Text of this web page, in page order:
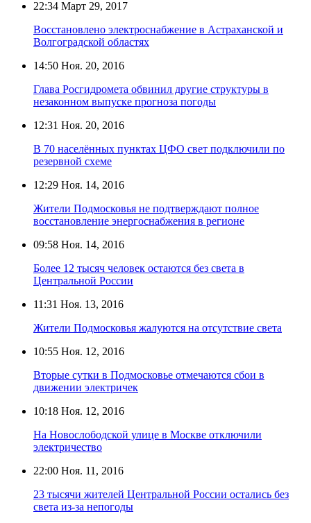
22:34 Март 29, 2017
Восстановлено электроснабжение в Астраханской и
Волгоградской областях
14:50 Ноя. 20, 2016
Глава Росгидромета обвинил другие структуры в
незаконном выпуске прогноза погоды
12:31 Ноя. 20, 2016
В 70 населённых пунктах ЦФО свет подключили по
резервной схеме
12:29 Ноя. 14, 2016
Жители Подмосковья не подтверждают полное
восстановление энергоснабжения в регионе
09:58 Ноя. 14, 2016
Более 12 тысяч человек остаются без света в
Центральной России
11:31 Ноя. 13, 2016
Жители Подмосковья жалуются на отсутствие света
10:55 Ноя. 12, 2016
Вторые сутки в Подмосковье отмечаются сбои в
движении электричек
10:18 Ноя. 12, 2016
На Новослободской улице в Москве отключили
электричество
22:00 Ноя. 11, 2016
23 тысячи жителей Центральной России остались без
света из-за непогоды